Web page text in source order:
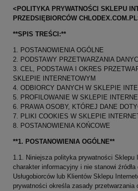
<POLITYKA PRYWATNOŚCI SKLEPU
PRZEDSIĘBIORCÓW
**SPIS TREŚCI:**
1. POSTANOWIENIA OGÓLNE
2. PODSTAWY PRZETWARZANIA
3. CEL, PODSTAWA I OKRES
SKLEPIE INTERNETOWYM
4. ODBIORCY DANYCH W SKLEPIE
5. PROFILOWANIE W SKLEPIE
6. PRAWA OSOBY, KTÓREJ DANE
7. PLIKI COOKIES W SKLEPIE
8. POSTANOWIENIA KOŃCOWE
**1. POSTANOWIENIA OGÓLNE**
1.1. Niniejsza polityka prywatności Sklepu
charakter informacyjny i nie stanowi źródła
Usługobiorców lub Klientów Sklepu
prywatności określa zasady przetwarzania